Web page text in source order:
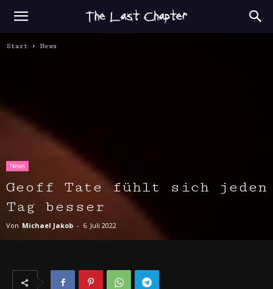
Start News
News
Geoff Tate fühlt sich jeden
Tag besser
Von Michael Jakob - 6. Juli 2022